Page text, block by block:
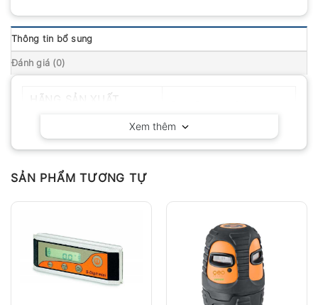
Thông tin bổ sung
Đánh giá (0)
Xem thêm
SẢN PHẨM TƯƠNG TỰ